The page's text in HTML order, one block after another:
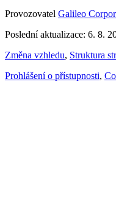
Provozovatel Galileo
Poslední aktualizace: 6. 8.
Změna vzhledu, Struktura
Prohlášení o přístupnosti,